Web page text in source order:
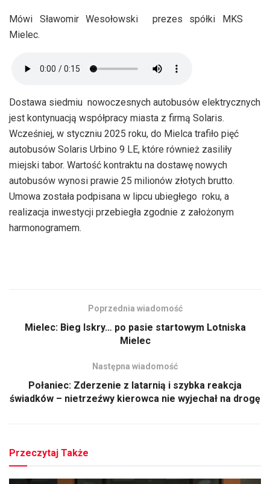
Mówi Sławomir Wesołowski prezes spółki MKS
Mielec.
Dostawa siedmiu nowoczesnych autobusów elektrycznych
jest kontynuacją współpracy miasta z firmą Solaris.
Wcześniej, w styczniu 2025 roku, do Mielca trafiło pięć
autobusów Solaris Urbino 9 LE, które również zasiliły
miejski tabor. Wartość kontraktu na dostawę nowych
autobusów wynosi prawie 25 milionów złotych brutto.
Umowa została podpisana w lipcu ubiegłego roku, a
realizacja inwestycji przebiegła zgodnie z założonym
harmonogramem.
Poprzednia wiadomość
Mielec: Bieg Iskry… po pasie startowym Lotniska
Mielec
Następna wiadomość
Połaniec: Zderzenie z latarnią i szybka reakcja
świadków – nietrzeźwy kierowca nie wyjechał na drogę
Przeczytaj Także